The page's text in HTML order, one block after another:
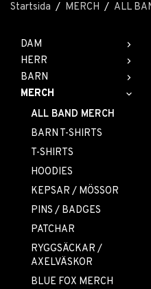
Startsida / MERCH / ALL
DAM
HERR
BARN
MERCH
ALL BAND MERCH
BARN T-SHIRTS
T-SHIRTS
HOODIES
KEPSAR / MÖSSOR
PINS / BADGES
PATCHAR
RYGGSÄCKAR /
AXELVÄSKOR
BLUE FOX MERCH